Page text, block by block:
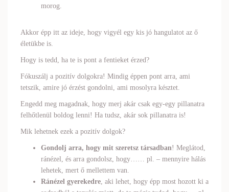
morog.
Akkor épp itt az ideje, hogy vigyél egy kis jó hangulatot az ő
életükbe is.
Hogy is tedd, ha te is pont a fentieket érzed?
Fókuszálj a pozitív dolgokra! Mindig éppen pont arra, ami
tetszik, amire jó érzést gondolni, ami mosolyra késztet.
Engedd meg magadnak, hogy merj akár csak egy-egy pillanatra
felhőtlenül boldog lenni! Ha tudsz, akár sok pillanatra is!
Mik lehetnek ezek a pozitív dolgok?
Gondolj arra, hogy mit szeretsz társadban! Meglátod,
ránézel, és arra gondolsz, hogy…… pl. – mennyire hálás
lehetek, mert ő mellettem van.
Ránézel gyerekedre, aki lehet, hogy épp most hozott ki a